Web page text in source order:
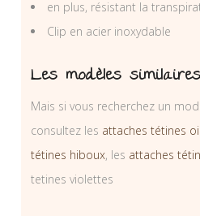
en plus, résistant la
Clip en acier inoxydable
Les modèles similaires
Mais si vous recherchez un
consultez les attaches tétines
tétines hiboux, les attaches
tetines violettes